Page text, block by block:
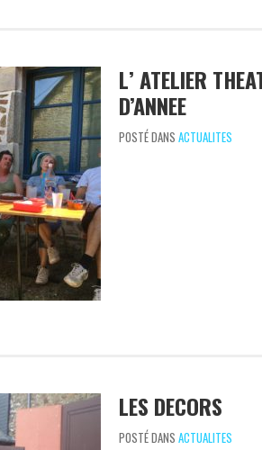
L’ ATELIER
D’ANNEE
POSTÉ DANS ACTUALITES
LES DECORS
POSTÉ DANS ACTUALITES